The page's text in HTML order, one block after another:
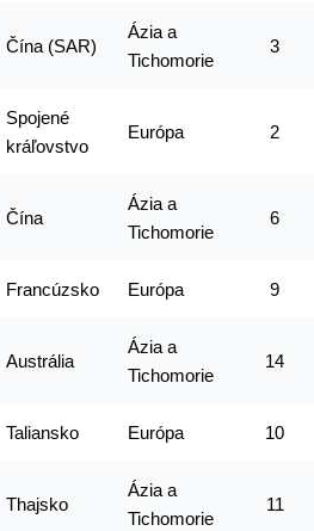
Čína (SAR)
Ázia a
Tichomorie
3
Spojené
kráľovstvo
Európa 2
Čína
Ázia a
Tichomorie
6
Francúzsko Európa 9
Austrália
Ázia a
Tichomorie
14
Taliansko Európa 10
Thajsko
Ázia a
Tichomorie
11